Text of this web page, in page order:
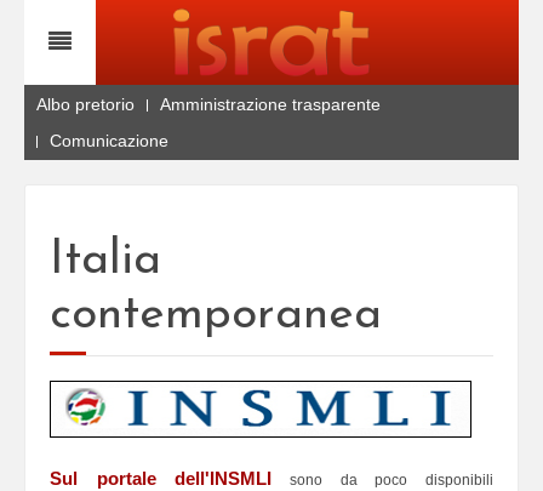
Albo pretorio
Amministrazione trasparente
Comunicazione
Italia
contemporanea
Sul portale dell'INSMLI
sono da poco disponibili